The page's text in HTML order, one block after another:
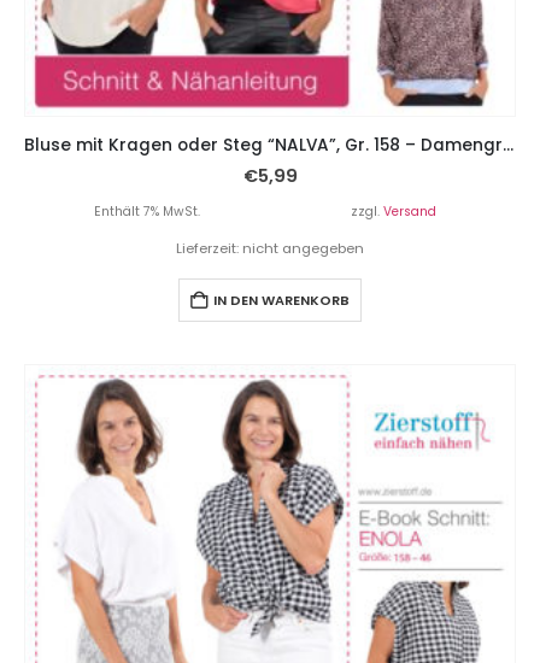
Bluse mit Kragen oder Steg “NALVA”, Gr. 158 – Damengr. 46
€5,99
Enthält 7% MwSt. zzgl. Versand
Lieferzeit: nicht angegeben
IN DEN WARENKORB